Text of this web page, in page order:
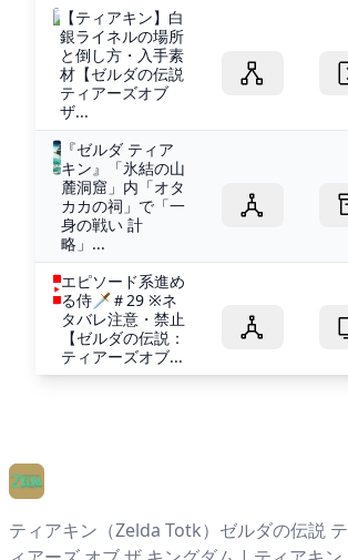
【ティアキン】白
銀ライネルの場所
と倒し方・入手素
材【ゼルダの伝説
ティアーズオブ
ザ...
『ゼルダ ティア
キン』「氷結の山
麓洞窟」内「オタ
カカの祠」で「一
身の戦い 計
略」...
エピソード系進め
る侍🗡＃29 ※ネ
タバレ注意・禁止
【ゼルダの伝説：
ティアーズオブ...
ティアキン（Zelda Totk）ゼルダの伝説 テ